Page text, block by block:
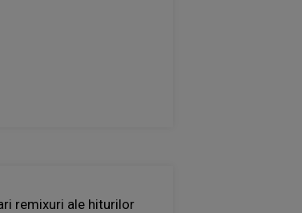
remixuri ale hiturilor